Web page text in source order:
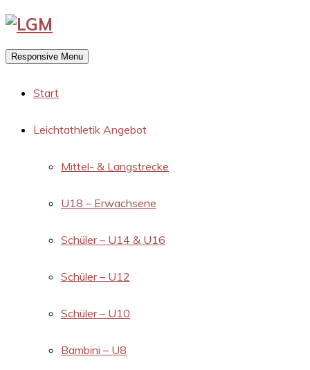
Responsive Menu
Start
Leichtathletik Angebot
Mittel- & Langstrecke
U18 – Erwachsene
Schüler – U14 & U16
Schüler – U12
Schüler – U10
Bambini – U8